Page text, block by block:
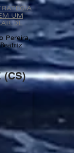
UM
DE
Pereira,
(CS)